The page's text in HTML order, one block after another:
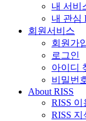
내 서비
내 관심
회원서비스
회원가
로그인
아이디
비밀번
About RISS
RISS 이
RISS 지